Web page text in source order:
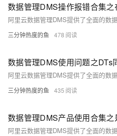
三分钟热度的鱼 478
三分钟热度的鱼 435